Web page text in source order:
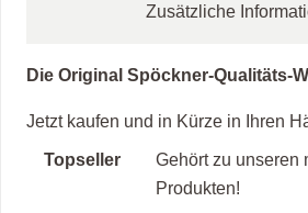
Zusätzliche
Die Original Spöckner-Qualitäts-
Jetzt kaufen und in Kürze in Ihren
Topseller
Gehört zu unseren
Produkten!